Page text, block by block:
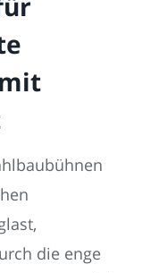
die enge